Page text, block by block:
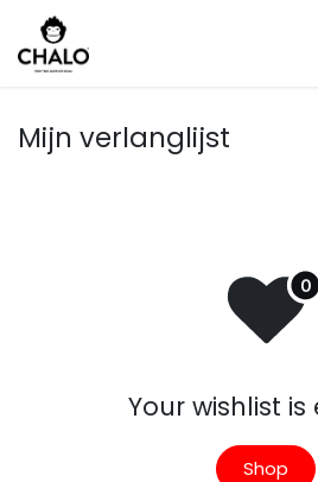
Overslaan naar inhoud
Mijn verlanglijst
Your wishlist
Shop